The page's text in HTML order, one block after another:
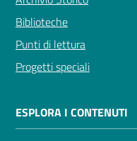
i
servizi
online
Biblioteche
Punti di lettura
Progetti speciali
ESPLORA I CONTENUTI